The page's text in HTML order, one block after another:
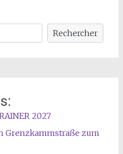
Rechercher
2027
Grenzkammstraße zum